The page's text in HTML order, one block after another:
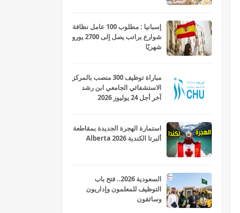
إسبانيا : مطلوب 100 عامل نظافة
شوارع براتب يصل إلى 2700 يورو
شهريًا
مباراة توظيف 300 منصب بالمركز
الاستشفائي الجامعي ابن رشد
آخر أجل 24 يوليوز 2026
استمارة الهجرة الجديدة بمقاطعة
ألبرتا الكندية Alberta 2026
السعودية 2026.. فتح باب
التوظيف للمعلمون وإداريون
وسائقون